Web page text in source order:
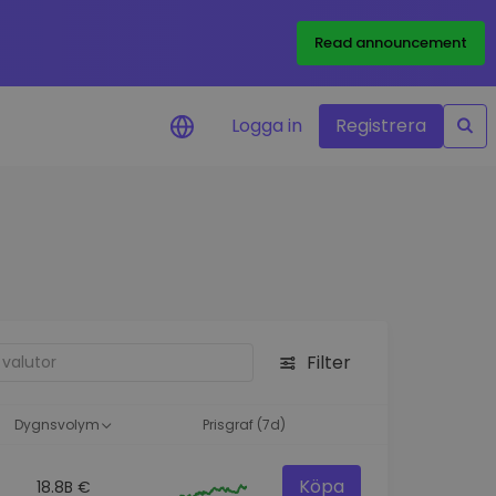
Read announcement
Logga in Registrera
Filter
Dygnsvolym Prisgraf (7d)
18.8B € Köpa